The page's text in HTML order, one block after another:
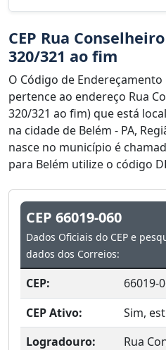
CEP Rua
320/321 ao fim
O Código de Endereçamento
pertence ao endereço Rua
320/321 ao fim) que está
na cidade de Belém - PA,
nasce no município é
para Belém utilize o código
CEP 66019-060
Dados Oficiais do CEP e
dados dos Correios:
CEP:
66019-
CEP Ativo:
Sim,
Logradouro:
Rua